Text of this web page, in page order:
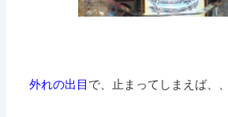
外れの出目 で、止まってしまえば、、